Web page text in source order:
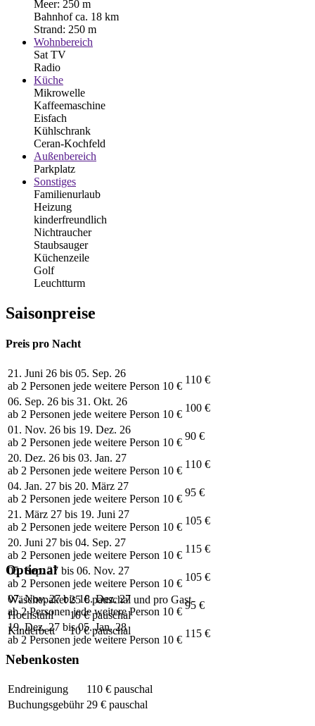
Meer: 250 m
Bahnhof ca. 18 km
Strand: 250 m
Wohnbereich
Sat TV
Radio
Küche
Mikrowelle
Kaffeemaschine
Eisfach
Kühlschrank
Ceran-Kochfeld
Außenbereich
Parkplatz
Sonstiges
Familienurlaub
Heizung
kinderfreundlich
Nichtraucher
Staubsauger
Küchenzeile
Golf
Leuchtturm
Saisonpreise
Preis pro Nacht
21. Juni 26 bis 05. Sep. 26
ab 2 Personen jede weitere Person 10 €
110 €
06. Sep. 26 bis 31. Okt. 26
ab 2 Personen jede weitere Person 10 €
100 €
01. Nov. 26 bis 19. Dez. 26
ab 2 Personen jede weitere Person 10 €
90 €
20. Dez. 26 bis 03. Jan. 27
ab 2 Personen jede weitere Person 10 €
110 €
04. Jan. 27 bis 20. März 27
ab 2 Personen jede weitere Person 10 €
95 €
21. März 27 bis 19. Juni 27
ab 2 Personen jede weitere Person 10 €
105 €
20. Juni 27 bis 04. Sep. 27
ab 2 Personen jede weitere Person 10 €
115 €
05. Sep. 27 bis 06. Nov. 27
ab 2 Personen jede weitere Person 10 €
105 €
07. Nov. 27 bis 18. Dez. 27
ab 2 Personen jede weitere Person 10 €
95 €
19. Dez. 27 bis 05. Jan. 28
ab 2 Personen jede weitere Person 10 €
115 €
Optional
Wäschepaket 25 € pauschal und pro Gast
Hochstuhl
10 € pauschal
Kinderbett
10 € pauschal
Nebenkosten
Endreinigung
110 € pauschal
Buchungsgebühr 29 € pauschal